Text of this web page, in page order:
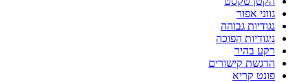
גווני אפור
נגודיות גבוהה
ניגודיות הפוכה
רקע בהיר
הדגשת קישורים
פונט קריא